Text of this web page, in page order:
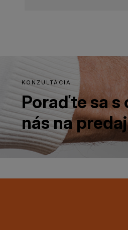
KONZULTÁCIA
Poraďte sa
nás na